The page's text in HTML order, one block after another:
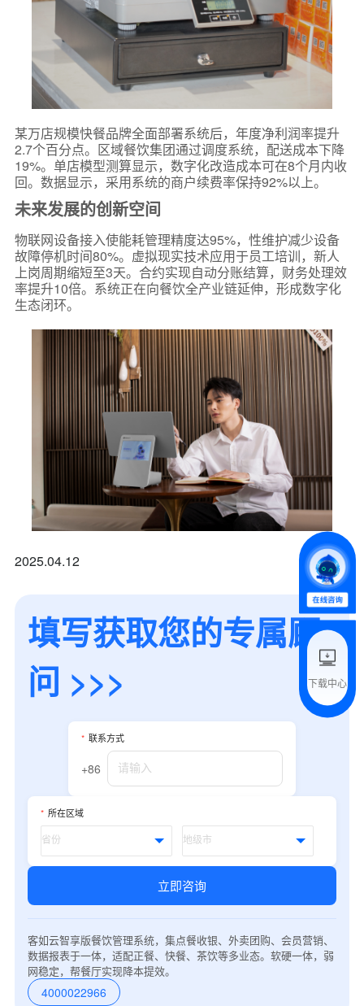
某万店规模快餐品牌全面部署系统后，年度净利润率提升
2.7个百分点。区域餐饮集团通过调度系统，配送成本下降
19%。单店模型测算显示，数字化改造成本可在8个月内收
回。数据显示，采用系统的商户续费率保持92%以上。
未来发展的创新空间
物联网设备接入使能耗管理精度达95%，性维护减少设备
故障停机时间80%。虚拟现实技术应用于员工培训，新人
上岗周期缩短至3天。合约实现自动分账结算，财务处理效
率提升10倍。系统正在向餐饮全产业链延伸，形成数字化
生态闭环。
2025.04.12
填写获取您的专属顾
问 >>>
* 联系方式
+86
* 所在区域
立即咨询
客如云智享版餐饮管理系统，集点餐收银、外卖团购、会员营销、
数据报表于一体，适配正餐、快餐、茶饮等多业态。软硬一体，弱
网稳定，帮餐厅实现降本提效。
4000022966
下载中心
联系方式
+86
所属业态
*我的姓名
附加留言
我是老客户，了解最新优惠